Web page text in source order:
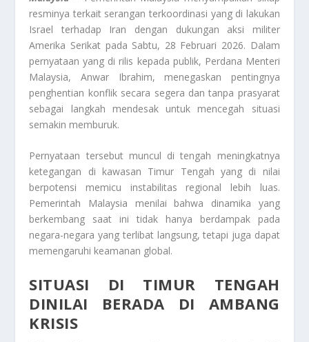
resminya terkait serangan terkoordinasi yang di lakukan
Israel terhadap Iran dengan dukungan aksi militer
Amerika Serikat pada Sabtu, 28 Februari 2026. Dalam
pernyataan yang di rilis kepada publik, Perdana Menteri
Malaysia, Anwar Ibrahim, menegaskan pentingnya
penghentian konflik secara segera dan tanpa prasyarat
sebagai langkah mendesak untuk mencegah situasi
semakin memburuk.
Pernyataan tersebut muncul di tengah meningkatnya
ketegangan di kawasan Timur Tengah yang di nilai
berpotensi memicu instabilitas regional lebih luas.
Pemerintah Malaysia menilai bahwa dinamika yang
berkembang saat ini tidak hanya berdampak pada
negara-negara yang terlibat langsung, tetapi juga dapat
memengaruhi keamanan global.
SITUASI DI TIMUR TENGAH
DINILAI BERADA DI AMBANG
KRISIS